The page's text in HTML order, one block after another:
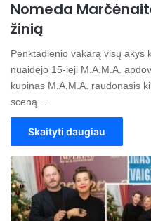
Nomeda
žinią
Penktadienio vakarą visų akys
nuaidėjo 15-ieji M.A.M.A.
kupinas M.A.M.A. raudonasis
sceną…
Skaityti daugiau